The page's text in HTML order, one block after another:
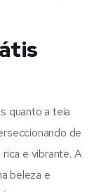
quanto a teia
de
e vibrante. A
beleza e